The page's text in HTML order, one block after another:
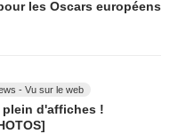
les Oscars européens
- Vu sur le web
plein d'affiches !